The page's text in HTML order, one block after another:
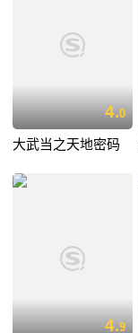
4.0
大武当之天地密码
4.9